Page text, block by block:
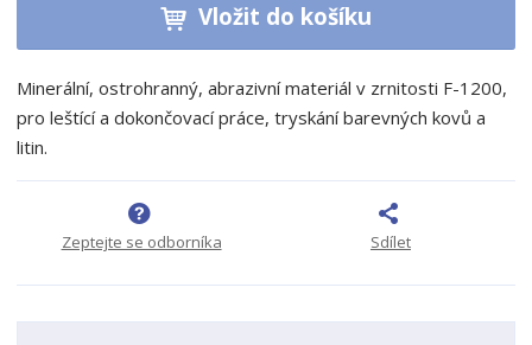
i
p
o
č
e
t
m
n
ž
í
m
n
o
ž
s
Vložit do košíku
Minerální, ostrohranný, abrazivní materiál v zrnitosti F-1200,
pro leštící a dokončovací práce, tryskání barevných kovů a
litin.
Zeptejte se odborníka Sdílet